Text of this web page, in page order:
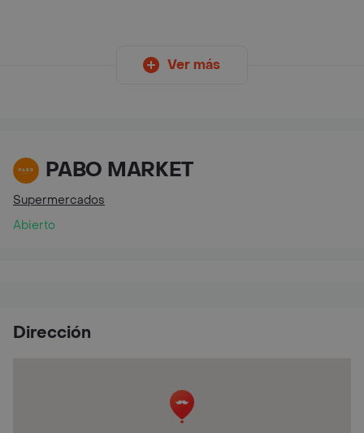
Ver más
PABO MARKET
Supermercados
Abierto
Dirección